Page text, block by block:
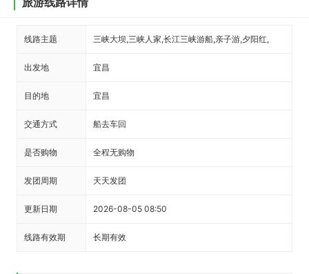
线路主题 三峡大坝,三峡人家,长江三峡游船,亲子游,夕阳红,
出发地 宜昌
目的地 宜昌
交通方式 船去车回
是否购物 全程无购物
发团周期 天天发团
更新日期 2026-08-05 08:50
线路有效期 长期有效